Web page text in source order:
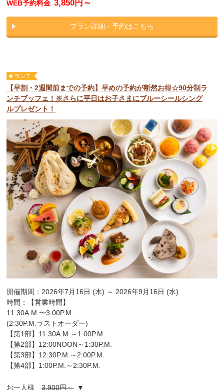
WEB予約料金 3,850円～
プラン詳細・予約はこちら
【早割・2週間前までの予約】早めの予約が断然お得☆90分制ラ
ンチブッフェ！※さらに平日はお子さまにブルーシールシング
ルプレゼント！
開催期間：2026年7月16日 (木) ～ 2026年9月16日 (水)
時間：【営業時間】
11:30A.M.〜3:00P.M.
(2:30P.M.ラストオーダー)
【第1部】11:30A.M.～1:00P.M.
【第2部】12:00NOON～1:30P.M.
【第3部】12:30P.M.～2:00P.M.
【第4部】1:00P.M.～2:30P.M.
お一人様3,900円～▼